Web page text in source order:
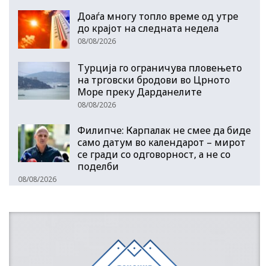
Доаѓа многу топло време од утре
до крајот на следната недела
08/08/2026
Турција го ограничува пловењето
на трговски бродови во Црното
Море преку Дарданелите
08/08/2026
Филипче: Карпалак не смее да биде
само датум во календарот – мирот
се гради со одговорност, а не со
поделби
08/08/2026